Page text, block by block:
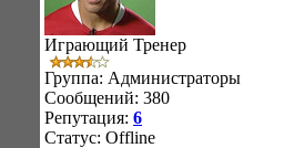
Играющий Тренер
Группа: Администраторы
Сообщений: 380
Репутация: 6
Статус: Offline